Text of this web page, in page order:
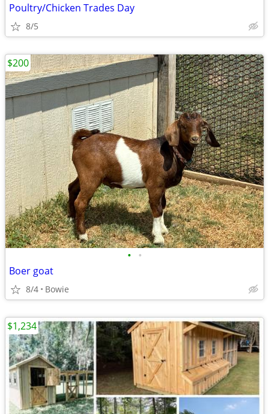
Poultry/Chicken Trades Day
8/5
• •
Boer goat
8/4 Bowie
$200
$1,234